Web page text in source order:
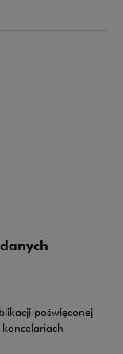
poświęconej